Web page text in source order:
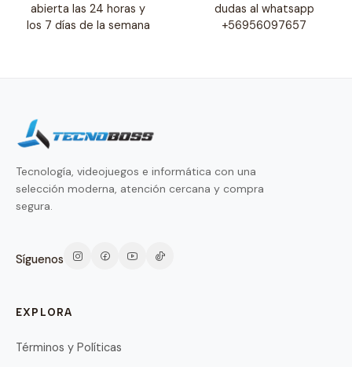
abierta las 24 horas y
los 7 días de la semana
dudas al whatsapp
+56956097657
Tecnología, videojuegos e informática con una
selección moderna, atención cercana y compra
segura.
Síguenos
EXPLORA
Términos y Políticas